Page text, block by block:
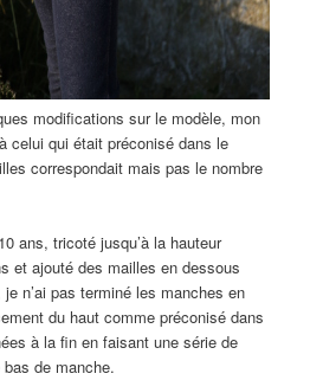
modifications sur le modèle, mon
celui qui était préconisé dans le
correspondait mais pas le nombre
ans, tricoté jusqu’à la hauteur
et ajouté des mailles en dessous
n’ai pas terminé les manches en
du haut comme préconisé dans
à la fin en faisant une série de
de manche.